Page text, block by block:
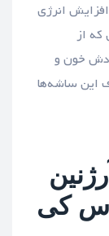
انرژی
از
خون و
این ساشه‌ها